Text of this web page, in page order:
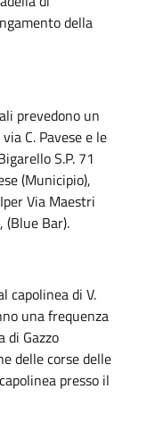
della
prevedono un
C. Pavese e le
S.P. 71
(Municipio),
Via Maestri
(Blue Bar).
capolinea di V.
una frequenza
di Gazzo
delle corse delle
presso il